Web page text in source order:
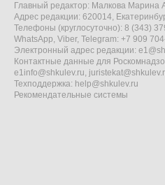
Главный редактор: Малкова Марина
Адрес редакции: 620014,
Телефоны (круглосуточно): 8 (343)
WhatsApp, Viber, Telegram: +7 909
Электронный адрес редакции:
Контактные данные для
e1info@shkulev.ru,
Техподдержка: help@shkulev.ru
Рекомендательные системы